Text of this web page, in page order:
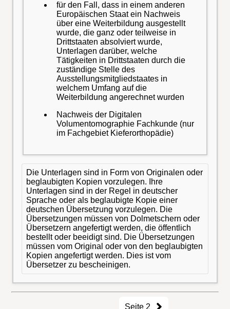
für den Fall, dass in einem anderen
Europäischen Staat ein Nachweis
über eine Weiterbildung ausgestellt
wurde, die ganz oder teilweise in
Drittstaaten absolviert wurde,
Unterlagen darüber, welche
Tätigkeiten in Drittstaaten durch die
zuständige Stelle des
Ausstellungsmitgliedstaates in
welchem Umfang auf die
Weiterbildung angerechnet wurden
Nachweis der Digitalen
Volumentomographie Fachkunde (nur
im Fachgebiet Kieferorthopädie)
Die Unterlagen sind in Form von Originalen oder
beglaubigten Kopien vorzulegen. Ihre
Unterlagen sind in der Regel in deutscher
Sprache oder als beglaubigte Kopie einer
deutschen Übersetzung vorzulegen. Die
Übersetzungen müssen von Dolmetschern oder
Übersetzern angefertigt werden, die öffentlich
bestellt oder beeidigt sind. Die Übersetzungen
müssen vom Original oder von den beglaubigten
Kopien angefertigt werden. Dies ist vom
Übersetzer zu bescheinigen.
Seite 2